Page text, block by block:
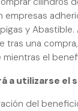
empresas
y Abastible.
tras una
el
a utilizarse el
del